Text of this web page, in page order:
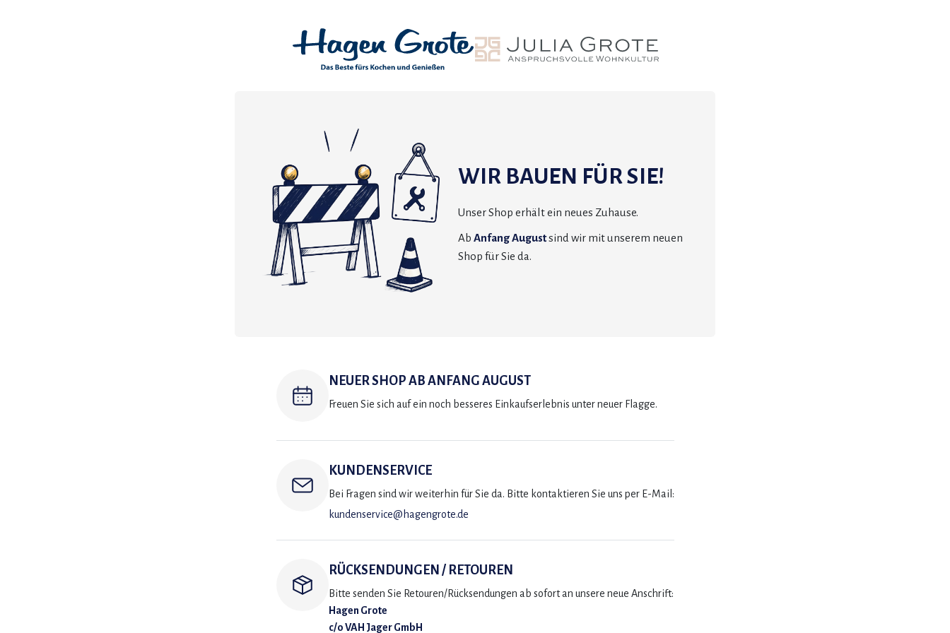
WIR BAUEN FÜR SIE!
Unser Shop erhält ein neues Zuhause.
Ab Anfang Augustsind wir mit unserem neuen
Shop für Sie da.
NEUER SHOP AB ANFANG AUGUST
Freuen Sie sich auf ein noch besseres Einkaufserlebnis unter neuer Flagge.
KUNDENSERVICE
Bei Fragen sind wir weiterhin für Sie da. Bitte kontaktieren Sie uns per E-Mail:
kundenservice@hagengrote.de
RÜCKSENDUNGEN / RETOUREN
Bitte senden Sie Retouren/Rücksendungen ab sofort an unsere neue Anschrift:
Hagen Grote
c/o VAH Jager GmbH